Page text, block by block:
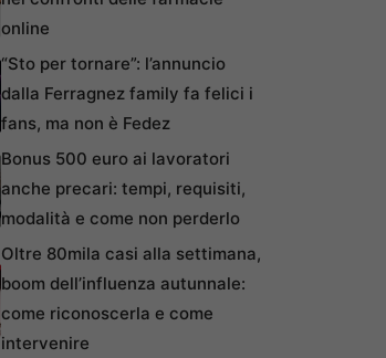
online
“Sto per tornare”: l’annuncio
dalla Ferragnez family fa felici i
fans, ma non è Fedez
Bonus 500 euro ai lavoratori
anche precari: tempi, requisiti,
modalità e come non perderlo
Oltre 80mila casi alla settimana,
boom dell’influenza autunnale:
come riconoscerla e come
intervenire